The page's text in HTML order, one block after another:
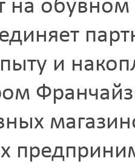
на
и